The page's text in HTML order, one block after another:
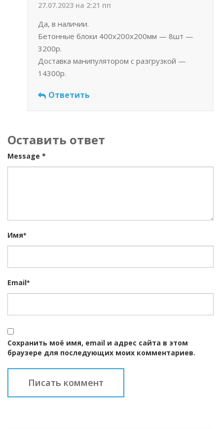
27.07.2023 на 2:21 пп
Да, в наличии.
Бетонные блоки 400х200х200мм — 8шт —
3200р.
Доставка манипулятором с разгрузкой —
14300р.
Ответить
Оставить ответ
Message *
Имя*
Email*
Сохранить моё имя, email и адрес сайта в этом
браузере для последующих моих комментариев.